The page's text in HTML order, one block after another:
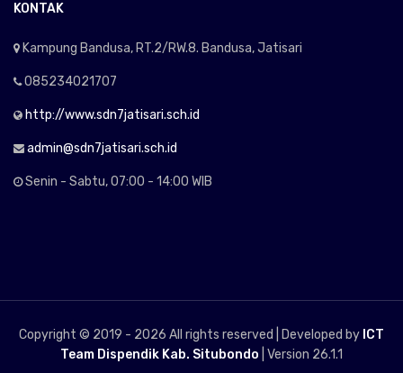
KONTAK
Kampung Bandusa, RT.2/RW.8. Bandusa, Jatisari
085234021707
http://www.sdn7jatisari.sch.id
admin@sdn7jatisari.sch.id
Senin - Sabtu, 07:00 - 14:00 WIB
Copyright © 2019 - 2026 All rights reserved | Developed by ICT
Team Dispendik Kab. Situbondo | Version 26.1.1